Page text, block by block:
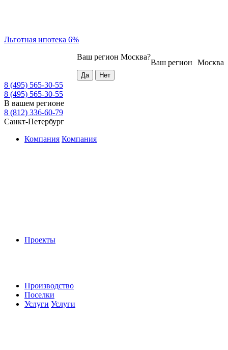
Льготная ипотека 6%
Москва
Ваш регион
Ваш регион Москва?
8 (495) 565-30-55
8 (495) 565-30-55
В вашем регионе
8 (812) 336-60-79
Санкт-Петербург
Компания Компания
Проекты
Производство
Поселки
Услуги Услуги